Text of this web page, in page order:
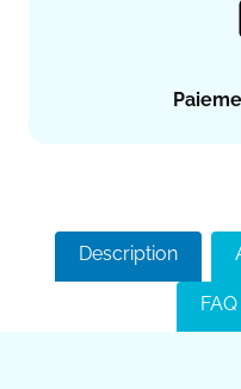
Description